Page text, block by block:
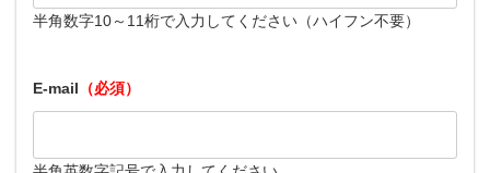
半角数字10～11桁で入力してください（ハイフン不要）
E-mail （必須）